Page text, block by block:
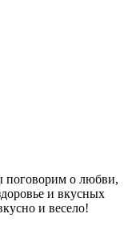
поговорим о любви,
и вкусных
и весело!